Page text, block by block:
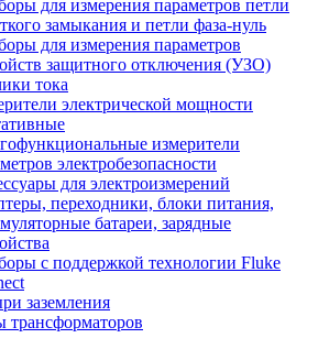
для измерения параметров петли
замыкания и петли фаза-нуль
для измерения параметров
защитного отключения (УЗО)
тока
электрической мощности
измерители
электробезопасности
для электроизмерений
переходники, блоки питания,
батареи, зарядные
с поддержкой технологии Fluke
заземления
трансформаторов